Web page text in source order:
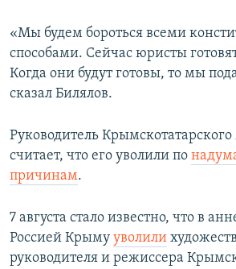
КРЫМ.НЕПОКОРЕННЫЙ
УКРАИНСКАЯ ПРОБЛЕМА КРЫМА
«Мы будем бороться всеми
способами. Сейчас юристы
Когда они будут готовы, то мы
сказал Билялов.
Руководитель
считает, что его уволили по
причинам.
7 августа стало известно, что в
Россией Крыму уволили
руководителя и режиссера